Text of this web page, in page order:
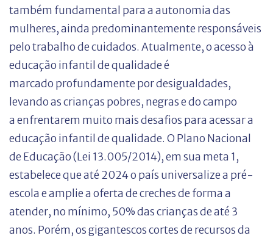
também fundamental para a autonomia das
mulheres, ainda predominantemente responsáveis
pelo trabalho de cuidados. Atualmente, o acesso à
educação infantil de qualidade é
marcado profundamente por desigualdades,
levando as crianças pobres, negras e do campo
a enfrentarem muito mais desafios para acessar a
educação infantil de qualidade. O Plano Nacional
de Educação (Lei 13.005/2014), em sua meta 1,
estabelece que até 2024 o país universalize a pré-
escola e amplie a oferta de creches de forma a
atender, no mínimo, 50% das crianças de até 3
anos. Porém, os gigantescos cortes de recursos da